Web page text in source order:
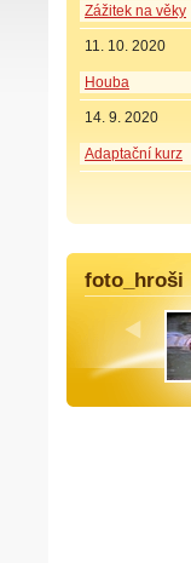
Zážitek na věky
11. 10. 2020
Houba
14. 9. 2020
Adaptační kurz
foto_hroši